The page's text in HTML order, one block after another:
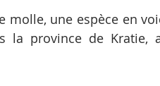
molle, une espèce en
la province de Kratie,